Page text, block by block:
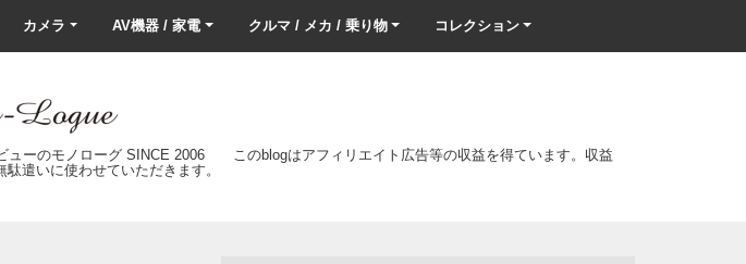
カメラ AV機器 / 家電 クルマ / メカ / 乗り物 コレクション
ューのモノローグ SINCE 2006 このblogはアフィリエイト広告等の収益を得ています。収益
遣いに使わせていただきます。